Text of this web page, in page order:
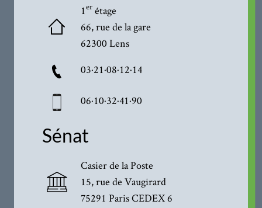
1erétage
66, rue de la gare
62300 Lens
03·21·08·12·14
06·10·32·41·90
Sénat
Casier de la Poste
15, rue de Vaugirard
75291 Paris CEDEX 6